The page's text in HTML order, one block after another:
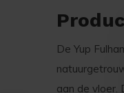
De Yup
aan de vloer.